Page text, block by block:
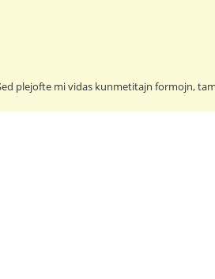
plejofte mi vidas kunmetitajn formojn,